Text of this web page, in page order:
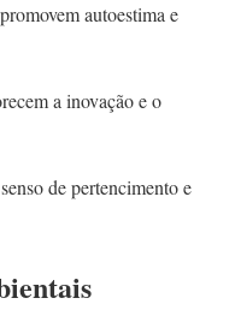
autoestima e
a inovação e o
de pertencimento e